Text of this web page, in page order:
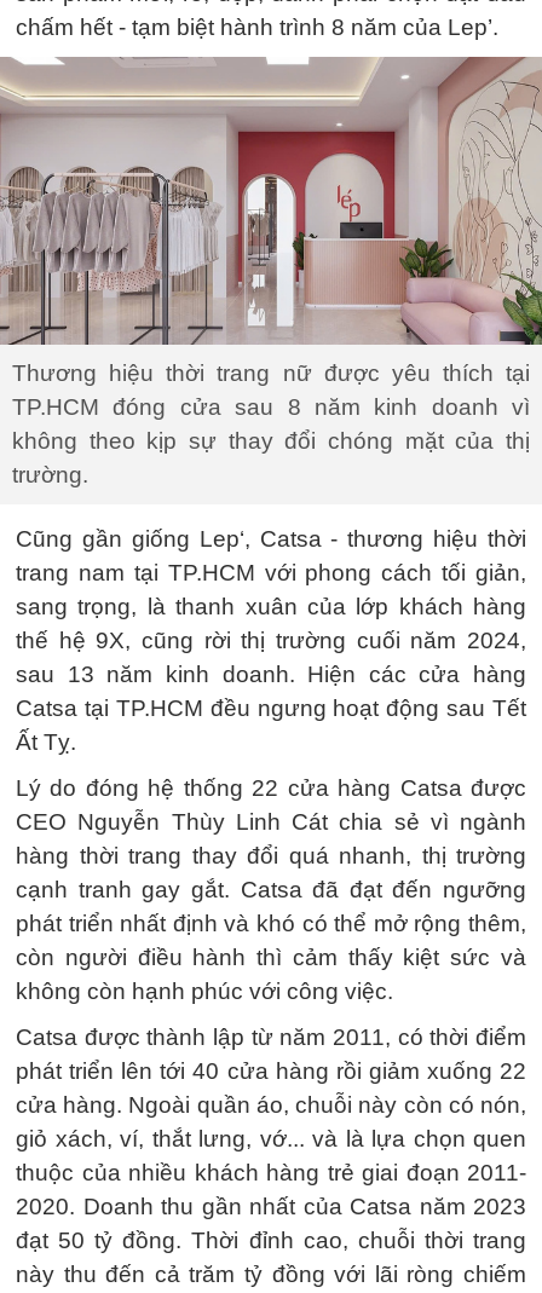
chấm hết - tạm biệt hành trình 8 năm của Lep’.
Thương hiệu thời trang nữ được yêu thích tại
TP.HCM đóng cửa sau 8 năm kinh doanh vì
không theo kịp sự thay đổi chóng mặt của thị
trường.
Cũng gần giống Lep‘, Catsa - thương hiệu thời
trang nam tại TP.HCM với phong cách tối giản,
sang trọng, là thanh xuân của lớp khách hàng
thế hệ 9X, cũng rời thị trường cuối năm 2024,
sau 13 năm kinh doanh. Hiện các cửa hàng
Catsa tại TP.HCM đều ngưng hoạt động sau Tết
Ất Tỵ.
Lý do đóng hệ thống 22 cửa hàng Catsa được
CEO Nguyễn Thùy Linh Cát chia sẻ vì ngành
hàng thời trang thay đổi quá nhanh, thị trường
cạnh tranh gay gắt. Catsa đã đạt đến ngưỡng
phát triển nhất định và khó có thể mở rộng thêm,
còn người điều hành thì cảm thấy kiệt sức và
không còn hạnh phúc với công việc.
Catsa được thành lập từ năm 2011, có thời điểm
phát triển lên tới 40 cửa hàng rồi giảm xuống 22
cửa hàng. Ngoài quần áo, chuỗi này còn có nón,
giỏ xách, ví, thắt lưng, vớ... và là lựa chọn quen
thuộc của nhiều khách hàng trẻ giai đoạn 2011-
2020. Doanh thu gần nhất của Catsa năm 2023
đạt 50 tỷ đồng. Thời đỉnh cao, chuỗi thời trang
này thu đến cả trăm tỷ đồng với lãi ròng chiếm